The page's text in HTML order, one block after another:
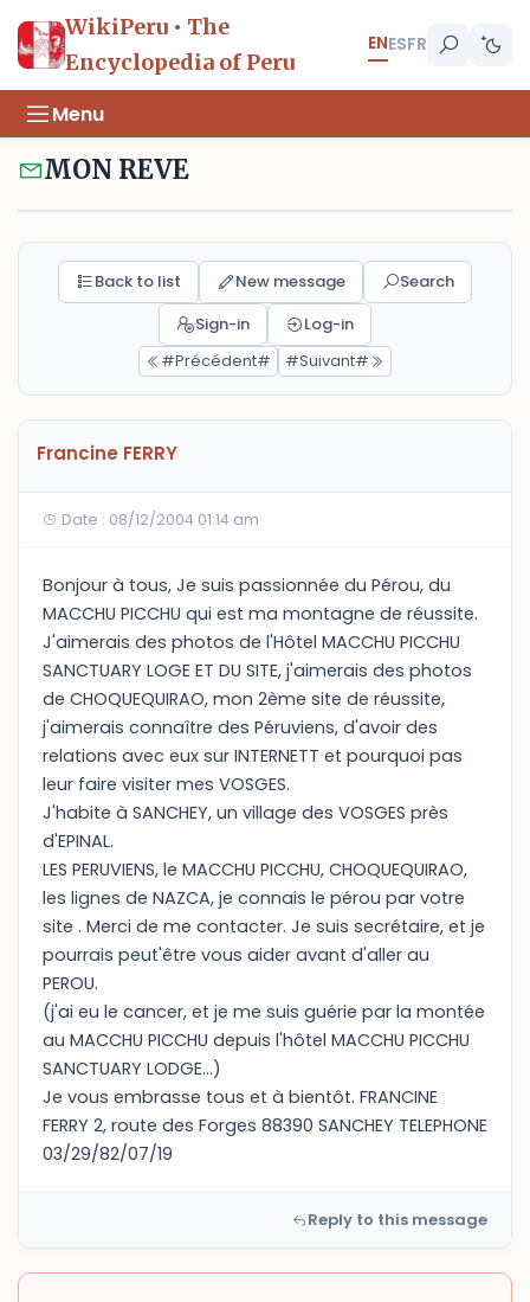
WikiPeru • The
Encyclopedia of Peru
ENESFR
Menu
MON REVE
Back to list New message
Search
Sign-in
Log-in
#Précédent#
#Suivant#
Francine FERRY
Date : 08/12/2004 01:14 am
Bonjour à tous, Je suis passionnée du Pérou, du
MACCHU PICCHU qui est ma montagne de réussite.
J'aimerais des photos de l'Hôtel MACCHU PICCHU
SANCTUARY LOGE ET DU SITE, j'aimerais des photos
de CHOQUEQUIRAO, mon 2ème site de réussite,
j'aimerais connaître des Péruviens, d'avoir des
relations avec eux sur INTERNETT et pourquoi pas
leur faire visiter mes VOSGES.
J'habite à SANCHEY, un village des VOSGES près
d'EPINAL.
LES PERUVIENS, le MACCHU PICCHU, CHOQUEQUIRAO,
les lignes de NAZCA, je connais le pérou par votre
site . Merci de me contacter. Je suis secrétaire, et je
pourrais peut'être vous aider avant d'aller au
PEROU.
(j'ai eu le cancer, et je me suis guérie par la montée
au MACCHU PICCHU depuis l'hôtel MACCHU PICCHU
SANCTUARY LODGE...)
Je vous embrasse tous et à bientôt. FRANCINE
FERRY 2, route des Forges 88390 SANCHEY TELEPHONE
03/29/82/07/19
Reply to this message